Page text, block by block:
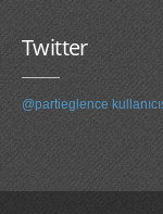
Twitter
@partieglence